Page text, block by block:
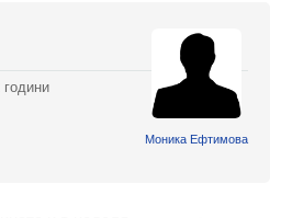
Моника Ефтимова